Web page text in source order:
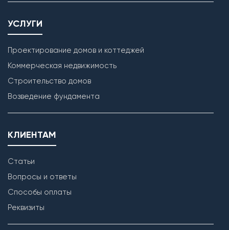
УСЛУГИ
Проектирование домов и коттеджей
Коммерческая недвижимость
Строительство домов
Возведение фундамента
КЛИЕНТАМ
Статьи
Вопросы и ответы
Способы оплаты
Реквизиты